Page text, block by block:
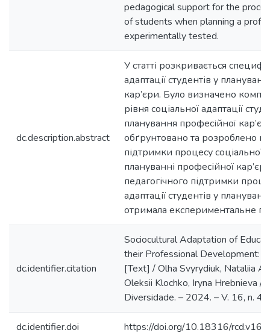
pedagogical support for the
of students when planning a
experimentally tested.
dc.description.abstract
У статті розкривається
адаптації студентів у
кар’єри. Було визначено
рівня соціальної адаптації
планування професійної
обґрунтовано та розроблено
підтримки процесу соціальної
плануванні професійної
педагогічного підтримки
адаптації студентів у
отримала експериментальне
dc.identifier.citation
Sociocultural Adaptation of
their Professional Development:
[Text] / Olha Svyrydiuk, Nataliia
Oleksii Klochko, Iryna Hrebnieva //
Diversidade. – 2024. – V. 16, n.
dc.identifier.doi https://doi.org/10.18316/